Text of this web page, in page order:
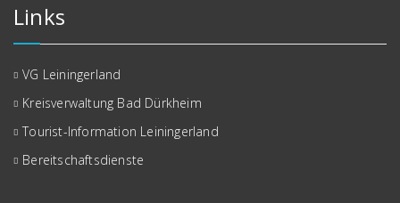
Links
VG Leiningerland
Kreisverwaltung Bad Dürkheim
Tourist-Information Leiningerland
Bereitschaftsdienste